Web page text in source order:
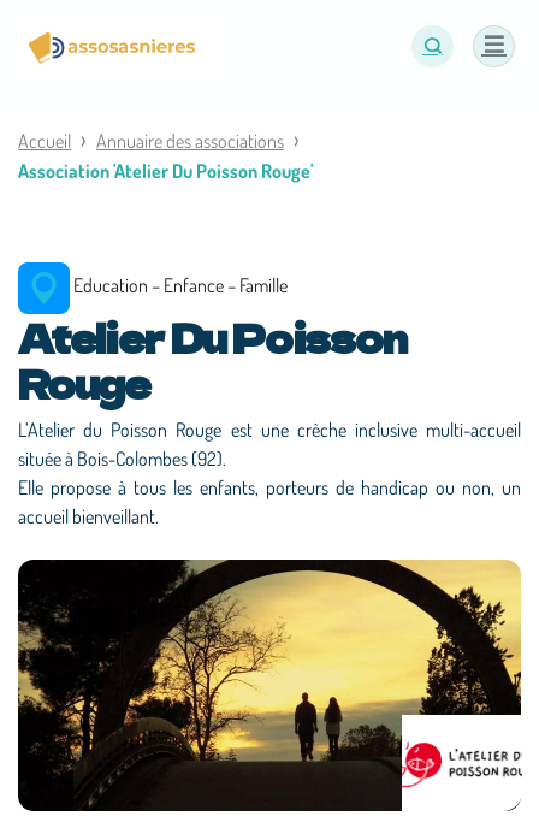
Accueil
Annuaire des associations
Association 'Atelier Du Poisson Rouge'
Education – Enfance – Famille
Atelier Du Poisson
Rouge
L’Atelier du Poisson Rouge est une crèche inclusive multi-accueil
située à Bois-Colombes (92).
Elle propose à tous les enfants, porteurs de handicap ou non, un
accueil bienveillant.